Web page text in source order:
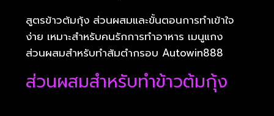
สูตรข้าวต้มกุ้ง ส่วนผสมและขั้นตอนการทำเข้าใจ
ง่าย เหมาะสำหรับคนรักการทำอาหาร เมนูแกง
ส่วนผสมสำหรับทำส้มตำกรอบ Autowin888
ส่วนผสมสำหรับทำข้าวต้มกุ้ง